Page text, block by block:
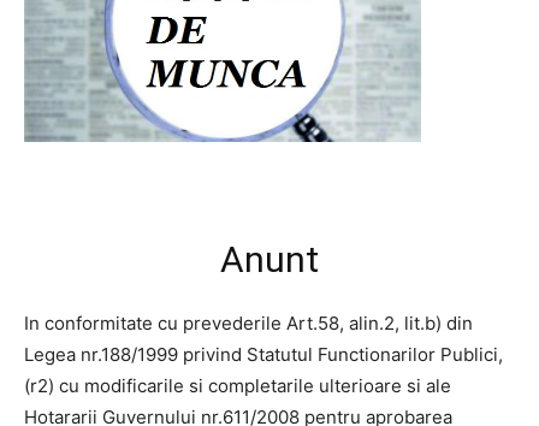
Anunt
In conformitate cu prevederile Art.58, alin.2, lit.b) din
Legea nr.188/1999 privind Statutul Functionarilor Publici,
(r2) cu modificarile si completarile ulterioare si ale
Hotararii Guvernului nr.611/2008 pentru aprobarea